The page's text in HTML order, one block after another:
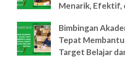
Menarik, Efektif,
Bimbingan
Tepat
Target Belajar